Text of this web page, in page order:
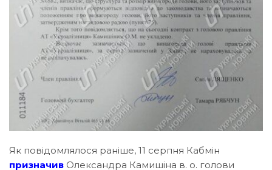
Як повідомлялося раніше, 11 серпня Кабмін
призначив Олександра Камишіна в. о. голови